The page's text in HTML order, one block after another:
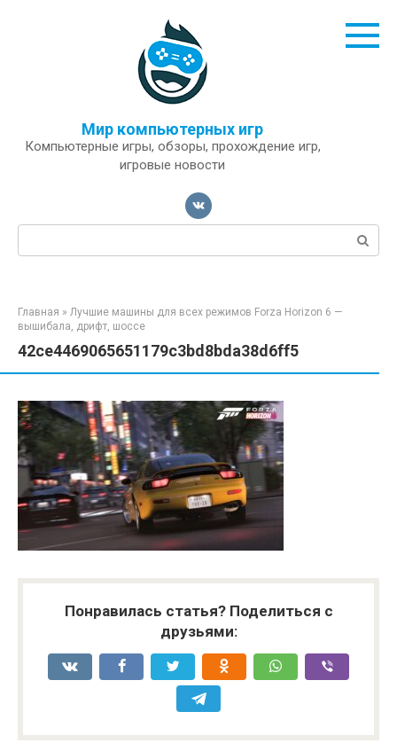
Мир компьютерных игр
Компьютерные игры, обзоры, прохождение игр,
игровые новости
Поиск:
Главная » Лучшие машины для всех режимов Forza Horizon 6 —
вышибала, дрифт, шоссе
42ce4469065651179c3bd8bda38d6ff5
Понравилась статья? Поделиться с
друзьями: